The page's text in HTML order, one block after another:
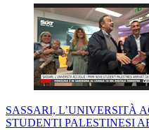
SASSARI, L’UNIVERSITÀ
STUDENTI PALESTINESI